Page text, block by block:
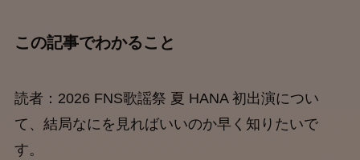
この記事でわかること
読者：2026 FNS歌謡祭 夏 HANA 初出演につい
て、結局なにを見ればいいのか早く知りたいで
す。